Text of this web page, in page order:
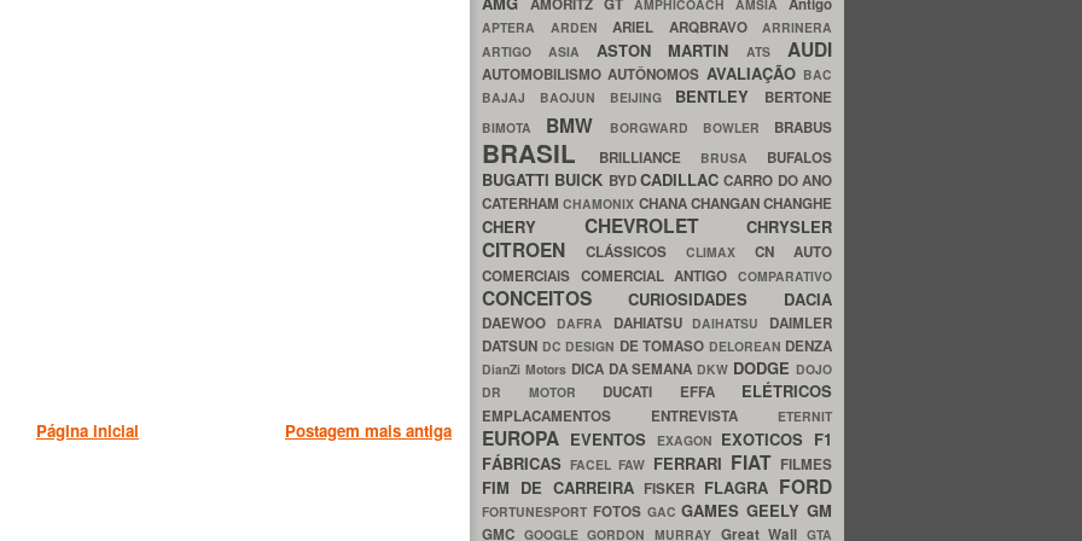
Postagem mais antiga
Página inicial
AMORITZ GT AMPHICOACH AMSIA Antigo
APTERA ARDEN ARIEL ARQBRAVO ARRINERA
ARTIGO ASIA ASTON MARTINATS AUDI
AUTOMOBILISMOAUTÔNOMOS AVALIAÇÃO BAC
BAJAJ BAOJUN BEIJING BENTLEY BERTONE
BIMOTA BMW BORGWARD BOWLER BRABUS
BRASIL BRILLIANCE BRUSA BUFALOS
BUGATTI BUICK BYDCADILLACCARRO DO ANO
CATERHAMCHAMONIX CHANACHANGANCHANGHE
CHERY CHEVROLET CHRYSLER
CITROEN CLÁSSICOS CLIMAX CN AUTO
COMERCIAIS COMERCIAL ANTIGOCOMPARATIVO
CONCEITOS CURIOSIDADES DACIA
DAEWOO DAFRA DAHIATSU DAIHATSU DAIMLER
DATSUN DC DESIGN DE TOMASO DELOREAN DENZA
DianZi Motors DICA DA SEMANA DKW DODGE DOJO
DR MOTOR DUCATI EFFA ELÉTRICOS
EMPLACAMENTOS ENTREVISTA ETERNIT
EUROPA EVENTOS EXAGON EXOTICOS F1
FÁBRICASFACELFAW FERRARI FIAT FILMES
FIM DE CARREIRA FISKER FLAGRA FORD
FORTUNESPORT FOTOS GACGAMESGEELYGM
GMC GOOGLEGORDON MURRAY Great WallGTA